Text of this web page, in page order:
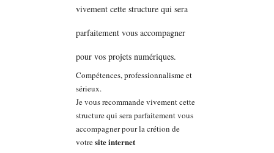
Compétences, professionnalisme et
sérieux.
Je vous recommande vivement cette
structure qui sera parfaitement vous
accompagner pour la crétion de
votresite internet